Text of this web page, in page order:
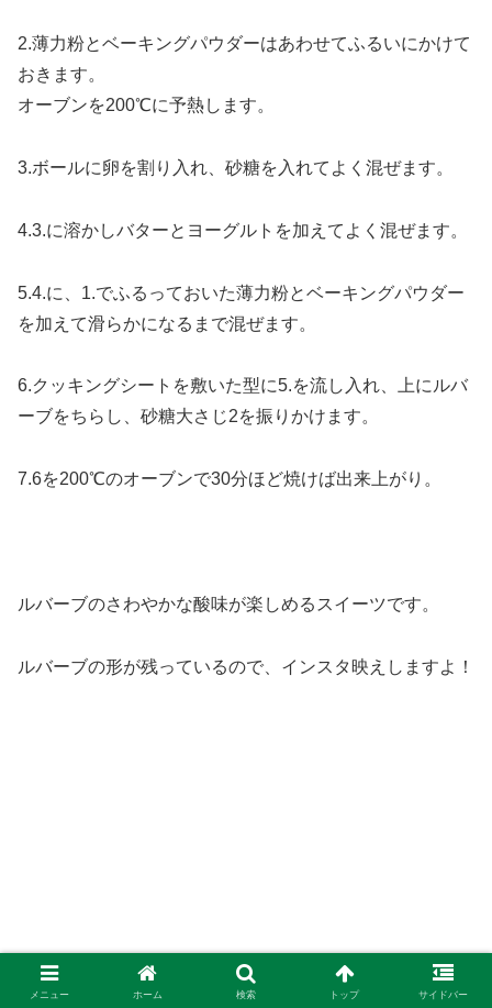
2.薄力粉とベーキングパウダーはあわせてふるいにかけて
おきます。
オーブンを200℃に予熱します。
3.ボールに卵を割り入れ、砂糖を入れてよく混ぜます。
4.3.に溶かしバターとヨーグルトを加えてよく混ぜます。
5.4.に、1.でふるっておいた薄力粉とベーキングパウダー
を加えて滑らかになるまで混ぜます。
6.クッキングシートを敷いた型に5.を流し入れ、上にルバ
ーブをちらし、砂糖大さじ2を振りかけます。
7.6を200℃のオーブンで30分ほど焼けば出来上がり。
ルバーブのさわやかな酸味が楽しめるスイーツです。
ルバーブの形が残っているので、インスタ映えしますよ！
メニュー ホーム 検索 トップ サイドバー